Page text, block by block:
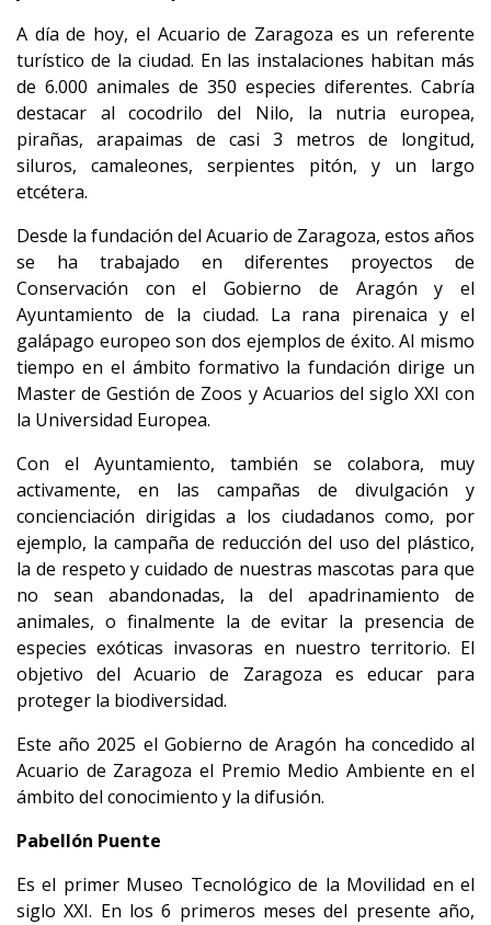
A día de hoy, el Acuario de Zaragoza es un referente
turístico de la ciudad. En las instalaciones habitan más
de 6.000 animales de 350 especies diferentes. Cabría
destacar al cocodrilo del Nilo, la nutria europea,
pirañas, arapaimas de casi 3 metros de longitud,
siluros, camaleones, serpientes pitón, y un largo
etcétera.
Desde la fundación del Acuario de Zaragoza, estos años
se ha trabajado en diferentes proyectos de
Conservación con el Gobierno de Aragón y el
Ayuntamiento de la ciudad. La rana pirenaica y el
galápago europeo son dos ejemplos de éxito. Al mismo
tiempo en el ámbito formativo la fundación dirige un
Master de Gestión de Zoos y Acuarios del siglo XXI con
la Universidad Europea.
Con el Ayuntamiento, también se colabora, muy
activamente, en las campañas de divulgación y
concienciación dirigidas a los ciudadanos como, por
ejemplo, la campaña de reducción del uso del plástico,
la de respeto y cuidado de nuestras mascotas para que
no sean abandonadas, la del apadrinamiento de
animales, o finalmente la de evitar la presencia de
especies exóticas invasoras en nuestro territorio. El
objetivo del Acuario de Zaragoza es educar para
proteger la biodiversidad.
Este año 2025 el Gobierno de Aragón ha concedido al
Acuario de Zaragoza el Premio Medio Ambiente en el
ámbito del conocimiento y la difusión.
Pabellón Puente
Es el primer Museo Tecnológico de la Movilidad en el
siglo XXI. En los 6 primeros meses del presente año,